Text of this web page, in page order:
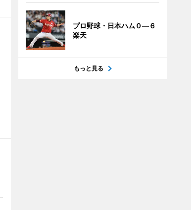
プロ野球・日本ハム０―６
楽天
もっと見る